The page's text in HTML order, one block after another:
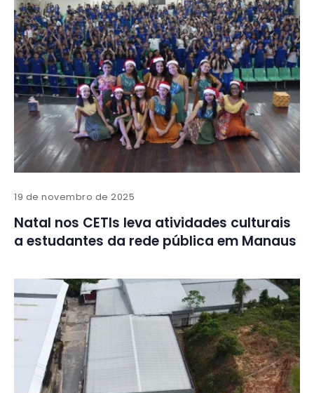
19 de novembro de 2025
Natal nos CETIs leva atividades culturais
a estudantes da rede pública em Manaus